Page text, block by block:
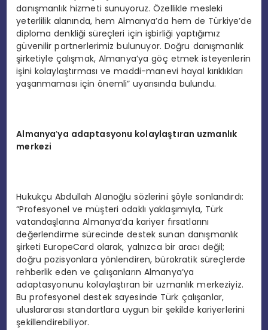
danışmanlık hizmeti sunuyoruz. Özellikle mesleki
yeterlilik alanında, hem Almanya’da hem de Türkiye’de
diploma denkliği süreçleri için işbirliği yaptığımız
güvenilir partnerlerimiz bulunuyor. Doğru danışmanlık
şirketiyle çalışmak, Almanya’ya göç etmek isteyenlerin
işini kolaylaştırması ve maddi-manevi hayal kırıklıkları
yaşanmaması için önemli” uyarısında bulundu.
Almanya’ya adaptasyonu kolaylaştıran uzmanlık
merkezi
Hukukçu Abdullah Alanoğlu sözlerini şöyle sonlandırdı:
“Profesyonel ve müşteri odaklı yaklaşımıyla, Türk
vatandaşlarına Almanya’da kariyer fırsatlarını
değerlendirme sürecinde destek sunan danışmanlık
şirketi EuropeCard olarak, yalnızca bir aracı değil;
doğru pozisyonlara yönlendiren, bürokratik süreçlerde
rehberlik eden ve çalışanların Almanya’ya
adaptasyonunu kolaylaştıran bir uzmanlık merkeziyiz.
Bu profesyonel destek sayesinde Türk çalışanlar,
uluslararası standartlara uygun bir şekilde kariyerlerini
şekillendirebiliyor.